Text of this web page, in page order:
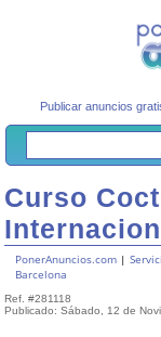
Publicar anuncios
Curso
PonerAnuncios.com |
Barcelona
Ref. #281118
Publicado: Sábado, 12 de